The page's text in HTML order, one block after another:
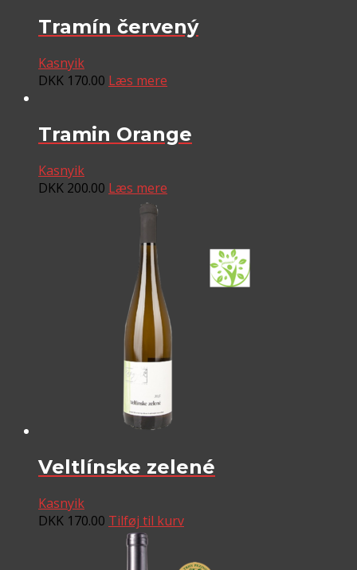
Tramín červený
Kasnyik
DKK 170.00 Læs mere
Tramin Orange
Kasnyik
DKK 200.00 Læs mere
Veltlínske zelené
Kasnyik
DKK 170.00 Tilføj til kurv